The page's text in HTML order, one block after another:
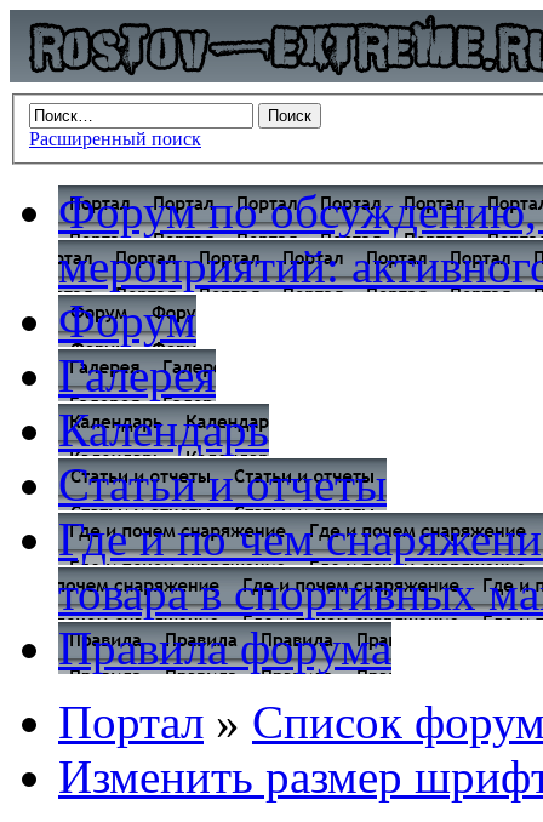
Расширенный поиск
Форум по обсуждению,
мероприятий:
Форум
Галерея
Календарь
Статьи и отчеты
Где и по чем
товара в спортивных
Правила форума
Портал » Список
Изменить размер